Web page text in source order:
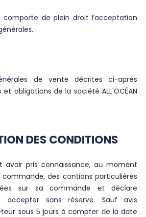
de plein droit l’acceptation
de vente décrites ci-après
obligations de la société ALL'OCÉAN
DES CONDITIONS
avoir pris connaissance, au moment
des contions particulières
sur sa commande et déclare
accepter sans réserve. Sauf avis
sous 5 jours à compter de la date